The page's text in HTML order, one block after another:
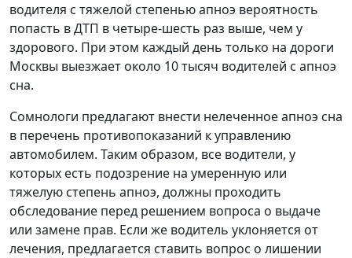
водителя с тяжелой степенью апноэ вероятность
попасть в ДТП в четыре-шесть раз выше, чем у
здорового. При этом каждый день только на дороги
Москвы выезжает около 10 тысяч водителей с апноэ
сна.
Сомнологи предлагают внести нелеченное апноэ сна
в перечень противопоказаний к управлению
автомобилем. Таким образом, все водители, у
которых есть подозрение на умеренную или
тяжелую степень апноэ, должны проходить
обследование перед решением вопроса о выдаче
или замене прав. Если же водитель уклоняется от
лечения, предлагается ставить вопрос о лишении